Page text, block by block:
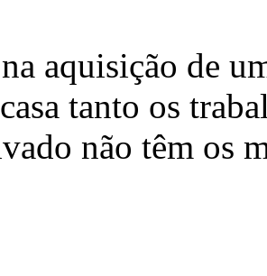
aquisição de
tanto os
não têm os